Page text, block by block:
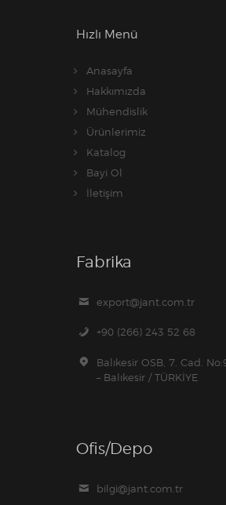
Hızlı Menü
Anasayfa
Hakkımızda
Mühendislik
Ürünlerimiz
Katalog
Bayi Ol
İletişim
Fabrika
export@jant.com.tr
+90 (266) 243 52 68
Balıkesir OSB, 7. Cad.
– Balıkesir / TÜRKİYE
Ofis/Depo
bilgi@jant.com.tr